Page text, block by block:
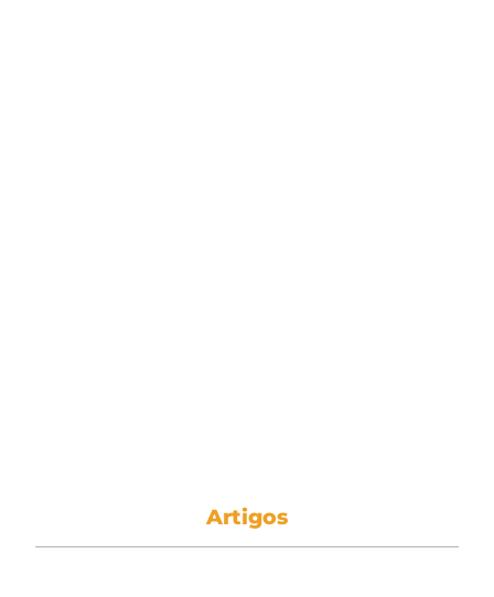
Artigos